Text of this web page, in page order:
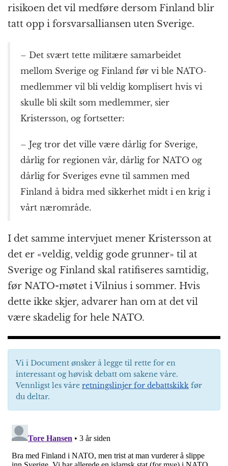
risikoen det vil medføre dersom Finland blir
tatt opp i forsvarsalliansen uten Sverige.
– Det svært tette militære samarbeidet
mellom Sverige og Finland før vi ble NATO-
medlemmer vil bli veldig komplisert hvis vi
skulle bli skilt som medlemmer, sier
Kristersson, og fortsetter:
– Jeg tror det ville være dårlig for Sverige,
dårlig for regionen vår, dårlig for NATO og
dårlig for Sveriges evne til sammen med
Finland å bidra med sikkerhet midt i en krig i
vårt nærområde.
I det samme intervjuet mener Kristersson at
det er «veldig, veldig gode grunner» til at
Sverige og Finland skal ratifiseres samtidig,
før NATO-møtet i Vilnius i sommer. Hvis
dette ikke skjer, advarer han om at det vil
være skadelig for hele NATO.
Vi i Document ønsker å legge til rette for en
interessant og høvisk debatt om sakene våre.
Vennligst les våre retningslinjer for debattskikk før
du deltar.